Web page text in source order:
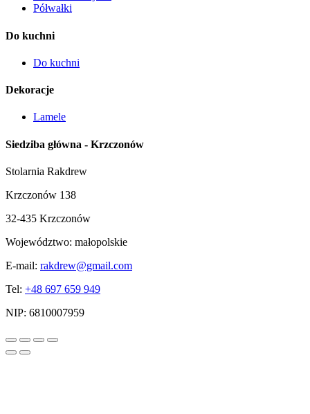
Półwałki
Do kuchni
Do kuchni
Dekoracje
Lamele
Siedziba główna - Krzczonów
Stolarnia Rakdrew
Krzczonów 138
32-435 Krzczonów
Województwo: małopolskie
E-mail: rakdrew@gmail.com
Tel: +48 697 659 949
NIP: 6810007959